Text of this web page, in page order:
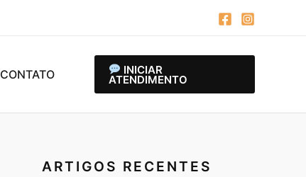
CONTATO INICIAR
ATENDIMENTO
ARTIGOS RECENTES